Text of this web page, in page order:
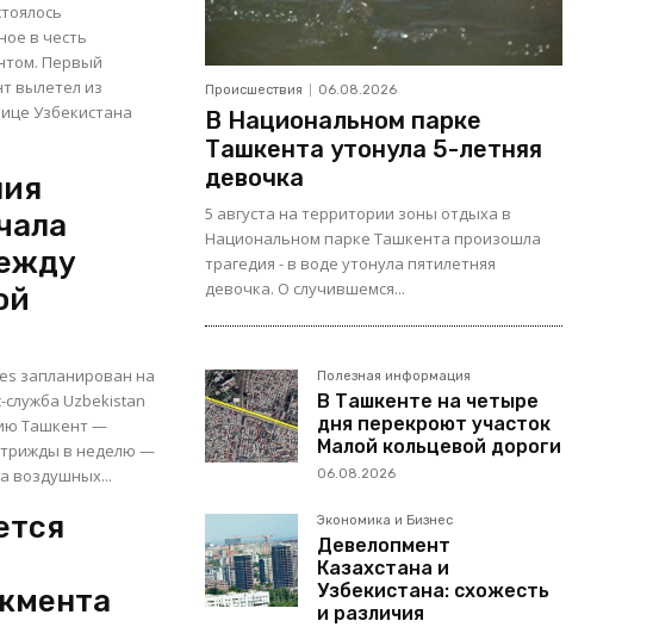
в честь
вылетел из
Узбекистана
запланирован на
служба Uzbekistan
трижды в неделю —
воздушных...
Происшествия 06.08.2026
В Национальном парке
Ташкента утонула 5-летняя
девочка
5 августа на территории зоны отдыха в
Национальном парке Ташкента произошла
трагедия - в воде утонула пятилетняя
девочка. О случившемся...
Полезная информация
В Ташкенте на четыре
дня перекроют участок
Малой кольцевой дороги
06.08.2026
Экономика и Бизнес
Девелопмент
Казахстана и
Узбекистана: схожесть
и различия